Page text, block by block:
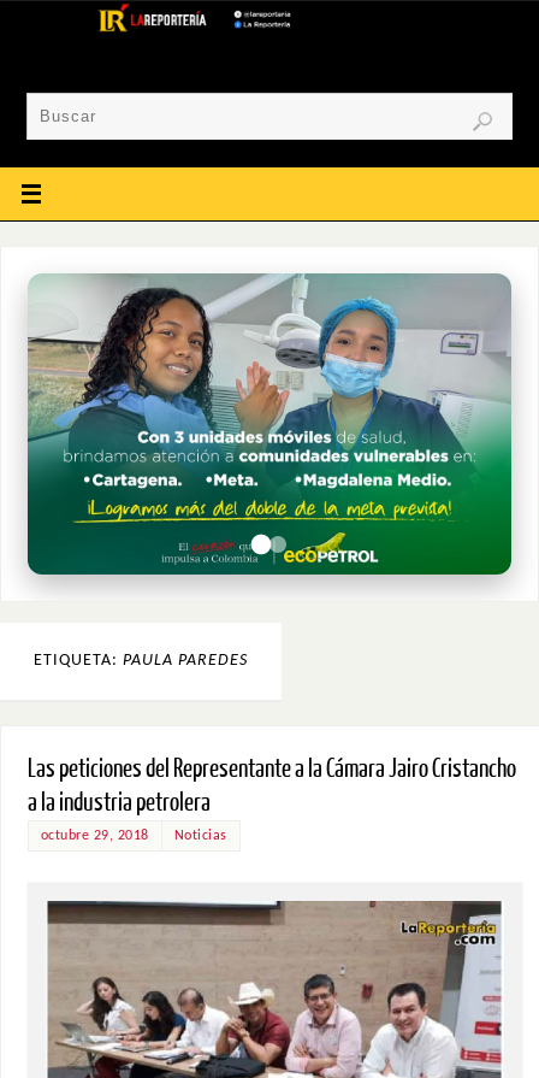
ETIQUETA: PAULA PAREDES
Las peticiones del Representante a la Cámara Jairo Cristancho
a la industria petrolera
octubre 29, 2018 Noticias